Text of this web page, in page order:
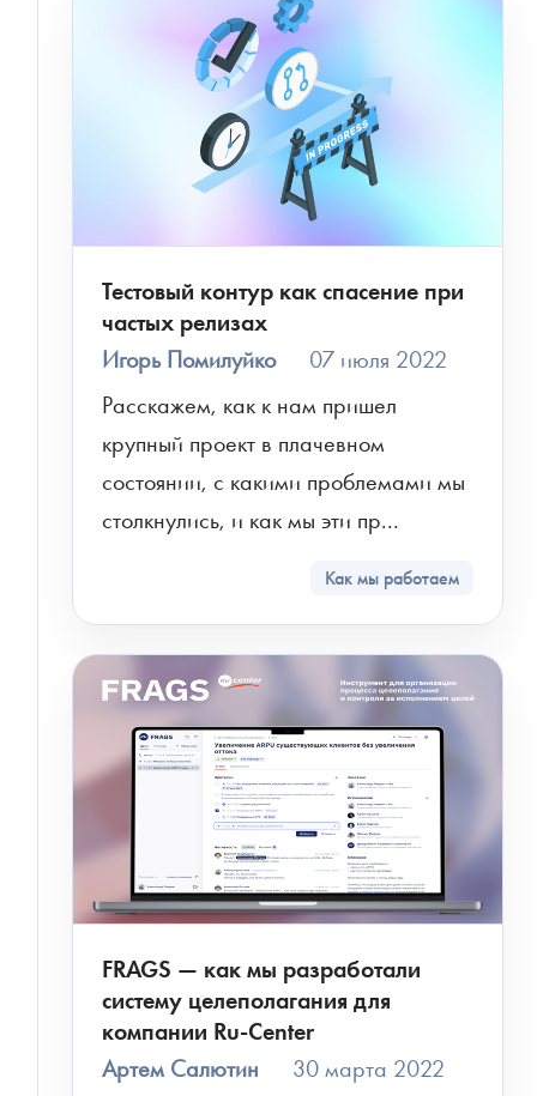
Тестовый контур как спасение при
частых релизах
Игорь Помилуйко
07 июля 2022
Расскажем, как к нам пришел
крупный проект в плачевном
состоянии, с какими проблемами мы
столкнулись, и как мы эти пр...
Как мы работаем
FRAGS — как мы разработали
систему целеполагания для
компании Ru-Center
Артем Салютин
30 марта 2022